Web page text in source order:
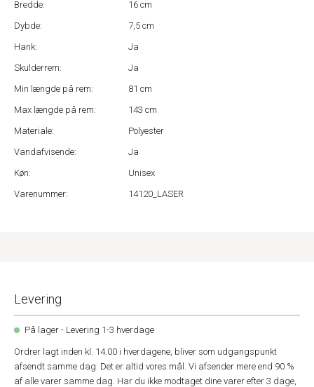
Bredde:
16 cm
Dybde:
7,5 cm
Hank:
Ja
Skulderrem:
Ja
Min længde på rem:
81 cm
Max længde på rem:
143 cm
Materiale:
Polyester
Vandafvisende:
Ja
Køn:
Unisex
Varenummer:
14120_LASER
Levering
På lager - Levering 1-3 hverdage
Ordrer lagt inden kl. 14.00 i hverdagene, bliver som udgangspunkt
afsendt samme dag. Det er altid vores mål. Vi afsender mere end 90 %
af alle varer samme dag. Har du ikke modtaget dine varer efter 3 dage,